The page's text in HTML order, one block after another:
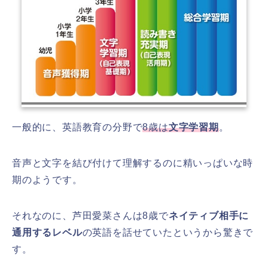
一般的に、英語教育の分野で8歳は文字学習期。
音声と文字を結び付けて理解するのに精いっぱいな時
期のようです。
それなのに、芦田愛菜さんは8歳でネイティブ相手に
通用するレベルの英語を話せていたというから驚きで
す。